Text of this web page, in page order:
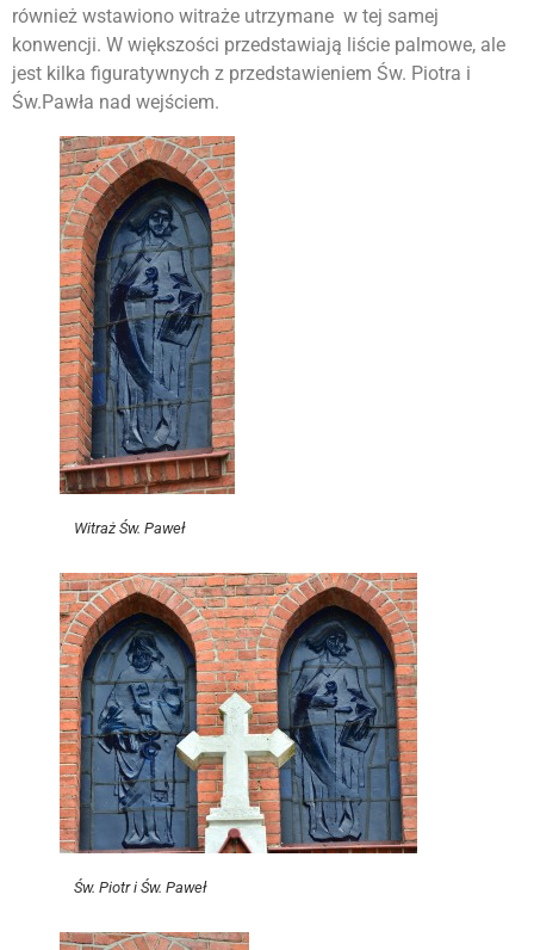
również wstawiono witraże utrzymane w tej samej
konwencji. W większości przedstawiają liście palmowe, ale
jest kilka figuratywnych z przedstawieniem Św. Piotra i
Św.Pawła nad wejściem.
Witraż Św. Paweł
Św. Piotr i Św. Paweł